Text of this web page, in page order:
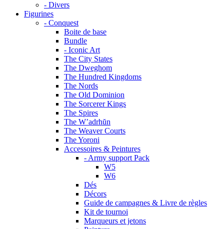
- Divers
Figurines
- Conquest
Boite de base
Bundle
- Iconic Art
The City States
The Dweghom
The Hundred Kingdoms
The Nords
The Old Dominion
The Sorcerer Kings
The Spires
The W’adrhŭn
The Weaver Courts
The Yoroni
Accessoires & Peintures
- Army support Pack
W5
W6
Dés
Décors
Guide de campagnes & Livre de règles
Kit de tournoi
Marqueurs et jetons